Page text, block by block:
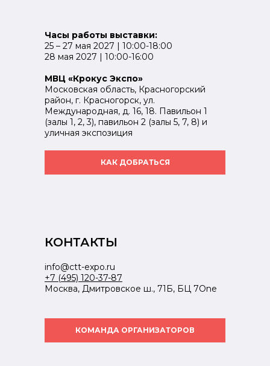
КАК ДОБРАТЬСЯ
Часы работы выставки:
25 – 27 мая 2027 | 10:00-18:00
28 мая 2027 | 10:00-16:00
МВЦ «Крокус Экспо»
Московская область, Красногорский
район, г. Красногорск, ул.
Международная, д. 16, 18. Павильон 1
(залы 1, 2, 3), павильон 2 (залы 5, 7, 8) и
уличная экспозиция
info@ctt-expo.ru
+7 (495) 120-37-87
Москва, Дмитровское ш., 71Б, БЦ 7One
КОМАНДА ОРГАНИЗАТОРОВ
КОНТАКТЫ